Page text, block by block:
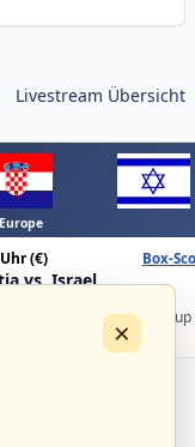
Livestream Übersicht
(€) Box-
vs. Israel
B Pool 2026 - Group
×